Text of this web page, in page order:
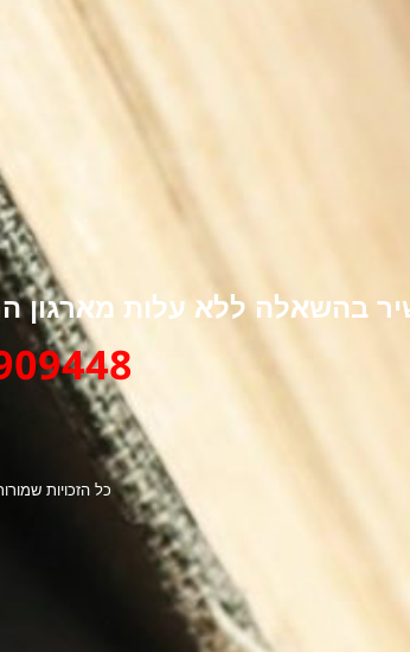
בהשאלה ללא עלות מארגון
📞
כל הזכויות